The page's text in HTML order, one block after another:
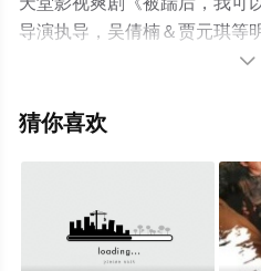
导演执导，吴倩楠＆贾元琪等
陆电视剧，大结局剧情已揭晓
信息可移步至豆瓣电视剧、电

猜你喜欢